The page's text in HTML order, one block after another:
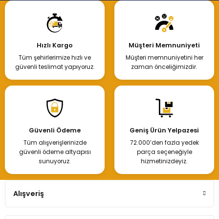
Hızlı Kargo
Tüm şehirlerimize hızlı ve
güvenli teslimat yapıyoruz.
Müşteri Memnuniyeti
Müşteri memnuniyetini her
zaman önceliğimizdir.
Güvenli Ödeme
Tüm alışverişlerinizde
güvenli ödeme altyapısı
sunuyoruz.
Geniş Ürün Yelpazesi
72.000’den fazla yedek
parça seçeneğiyle
hizmetinizdeyiz.
Alışveriş